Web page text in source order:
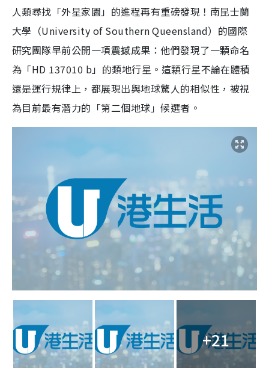
人類尋找「外星家園」的進程再有重磅發現！南昆士蘭
大學（University of Southern Queensland）的國際
研究團隊早前公開一項震撼成果：他們發現了一顆命名
為「HD 137010 b」的類地行星。這顆行星不論在體積
還是運行規律上，都展現出與地球驚人的相似性，被視
為目前最有潛力的「第二個地球」候選者。
+21